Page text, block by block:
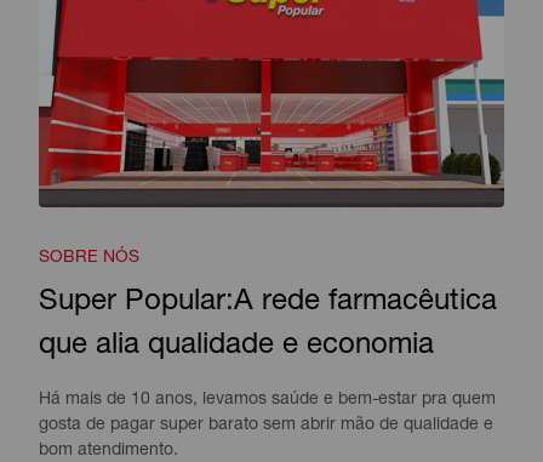
SOBRE NÓS
Super Popular:A rede farmacêutica
que alia qualidade e economia
Há mais de 10 anos, levamos saúde e bem-estar pra quem
gosta de pagar super barato sem abrir mão de qualidade e
bom atendimento.